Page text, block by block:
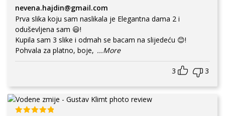
nevena.hajdin@gmail.com
Prva slika koju sam naslikala je Elegantna dama 2 i
oduševljena sam 😃!
Kupila sam 3 slike i odmah se bacam na slijedeću 😊!
Pohvala za platno, boje, ...More
3 3